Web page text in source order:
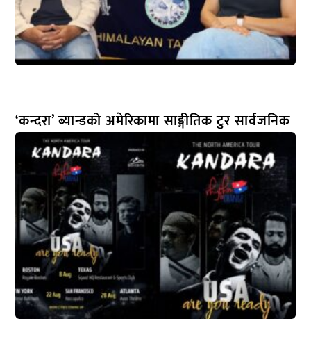
‘कन्दरा’ ब्यान्डको अमेरिकामा साङ्गीतिक टुर सार्वजनिक